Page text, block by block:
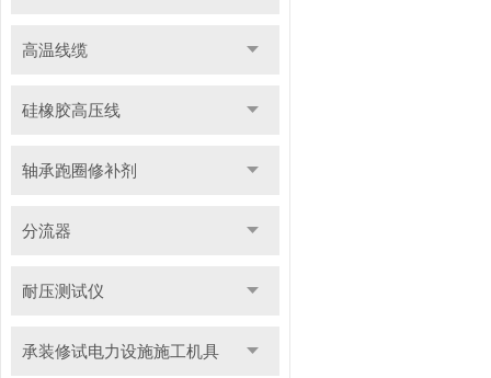
高温线缆
硅橡胶高压线
轴承跑圈修补剂
分流器
耐压测试仪
承装修试电力设施施工机具